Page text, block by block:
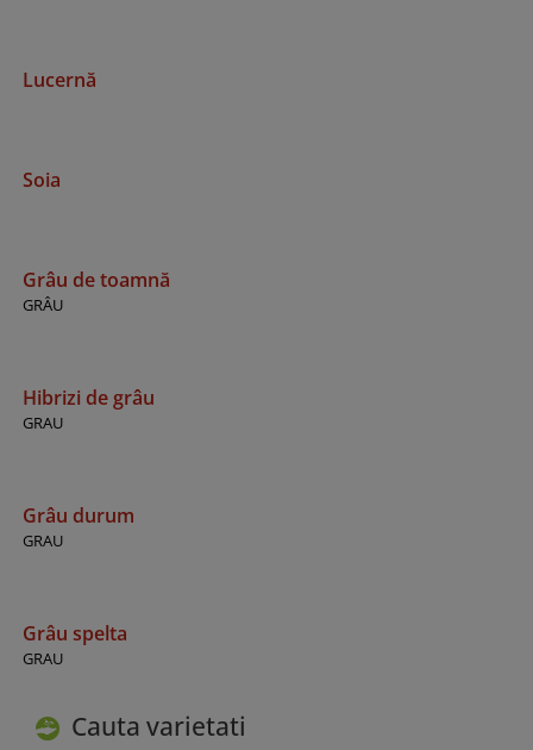
Cauta varietati
Lucernă
Soia
Grâu de toamnă
GRÂU
Hibrizi de grâu
GRAU
Grâu durum
GRAU
Grâu spelta
GRAU